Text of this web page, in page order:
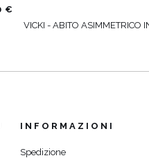
€
VICKI - ABITO ASIMMETRICO
INFORMAZIONI
Spedizione